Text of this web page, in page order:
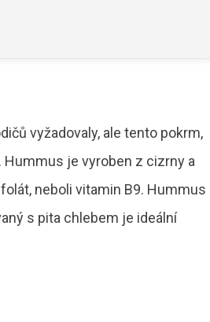
vyžadovaly, ale tento pokrm,
je vyroben z cizrny a
neboli vitamin B9. Hummus
s pita chlebem je ideální